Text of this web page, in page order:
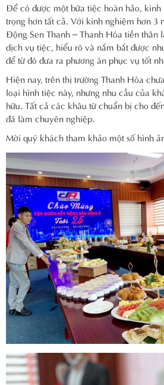
Để có được một bữa tiệc hoàn hảo,
trọng hơn tất cả. Với kinh nghiệm hơn 3
Động Sen Thanh – Thanh Hóa tiền thân
dịch vụ tiệc, hiểu rõ và nắm bắt được
để từ đó đưa ra phương án phục vụ tốt
Hiện nay, trên thị trường Thanh Hóa
loại hình tiệc này, nhưng nhu cầu của
hữu. Tất cả các khâu từ chuẩn bị cho
đã làm chuyên nghiệp.
Mời quý khách tham khảo một số hình